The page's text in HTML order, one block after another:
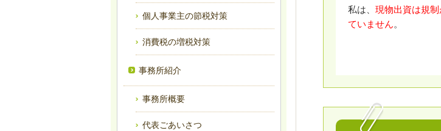
私は、 現物出資は規
ていません。
個人事業主の節税対策
消費税の増税対策
事務所紹介
事務所概要
代表ごあいさつ